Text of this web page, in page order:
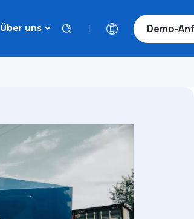
Über uns | Demo-